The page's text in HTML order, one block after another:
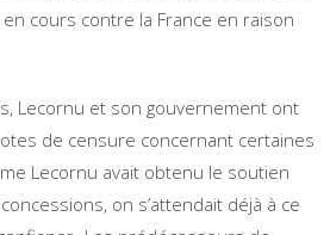
cours contre la France en raison
Lecornu et son gouvernement ont
de censure concernant certaines
Lecornu avait obtenu le soutien
on s’attendait déjà à ce